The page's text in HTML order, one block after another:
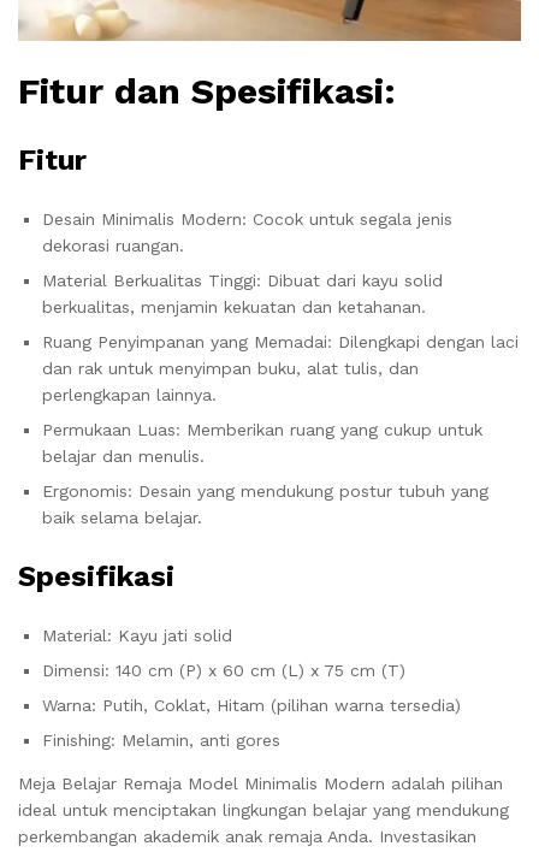
Fitur dan Spesifikasi:
Fitur
Desain Minimalis Modern: Cocok untuk segala jenis
dekorasi ruangan.
Material Berkualitas Tinggi: Dibuat dari kayu solid
berkualitas, menjamin kekuatan dan ketahanan.
Ruang Penyimpanan yang Memadai: Dilengkapi dengan laci
dan rak untuk menyimpan buku, alat tulis, dan
perlengkapan lainnya.
Permukaan Luas: Memberikan ruang yang cukup untuk
belajar dan menulis.
Ergonomis: Desain yang mendukung postur tubuh yang
baik selama belajar.
Spesifikasi
Material: Kayu jati solid
Dimensi: 140 cm (P) x 60 cm (L) x 75 cm (T)
Warna: Putih, Coklat, Hitam (pilihan warna tersedia)
Finishing: Melamin, anti gores
Meja Belajar Remaja Model Minimalis Modern adalah pilihan
ideal untuk menciptakan lingkungan belajar yang mendukung
perkembangan akademik anak remaja Anda. Investasikan